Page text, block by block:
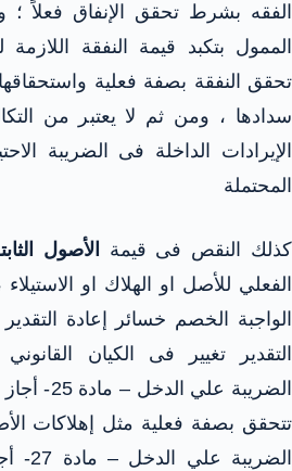
الفقه بشرط تحقق الإنفاق فعلاً ؛
الممول بتكبد قيمة النفقة
تحقق النفقة بصفة فعلية
سدادها ، ومن ثم لا يعتبر من
الإيرادات الداخلة فى الضريبة
المحتملة
كذلك النقص فى قيمة الأصول
الفعلي للأصل او الهلاك او
الواجبة الخصم خسائر إعادة
التقدير تغيير فى الكيان
الضريبة
تتحقق بصفة فعلية مثل إهلاكات